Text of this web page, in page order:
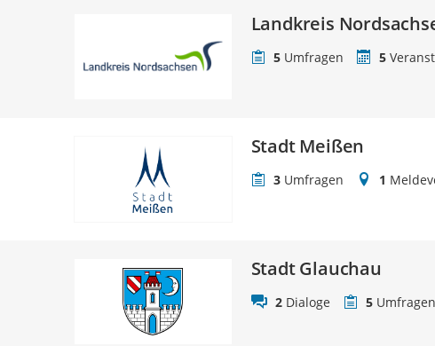
Landkreis
5 Umfragen 5
Stadt Meißen
3 Umfragen 1
Stadt Glauchau
2 Dialoge 5 Umfragen